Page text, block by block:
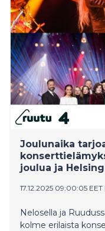
mediataidetta.
Joulunaika
joulua ja
17.12.2025 09:00:05 EET
Nelosella ja
kolme erilaista